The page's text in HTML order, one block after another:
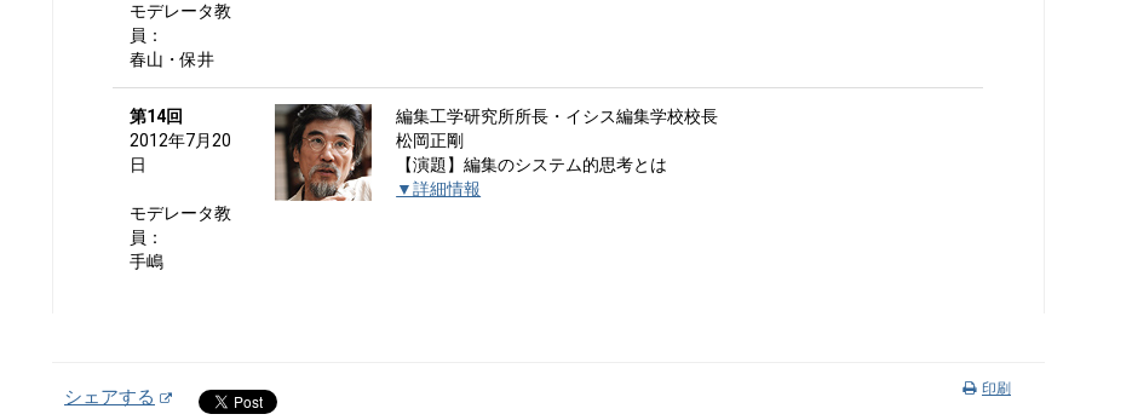
モデレータ教
員：
春山・保井
第14回
2012年7月20
日
モデレータ教
員：
手嶋
編集工学研究所所長・イシス編集学校校長
松岡正剛
【演題】編集のシステム的思考とは
▼詳細情報
シェアする 印刷